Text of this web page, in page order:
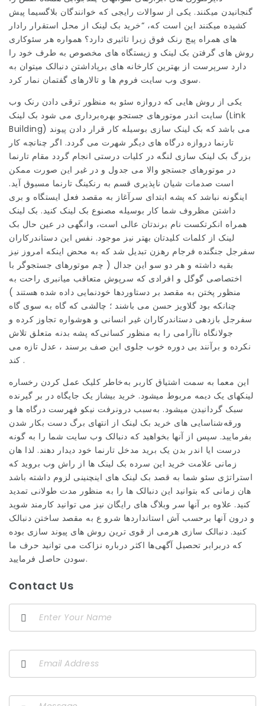
گنجانیدن میکنند. یکی از سوالات رایجی که خوانندگان بلاگسیما پیش
کشیده میکنند این است که، “خرید بک لینک از محل استقرار رادار
های همراه پیج رنک فوق زیرا تاثیری دارد؟ همواره هر سئوکاری
روش های گرفتن بک لینک و زیستگاه های مخصوص به طرف خود را
دارد سرپرست از بهترین کارخانه های برپاداشتن دنبالک میتوان به
سوی وب سایت فروم ها و تالارهای گفتمان نمار کرد.
یکی از روش هایی که دروازه سئو به منظور ترقی دادن رنک وب
سایت اندر موتورهای جستجو بهره‌برداری می شود بک لینک (Link
Building) می باشد که بک لینک سازی بوسیله کار قرار دادن پیوند
تارنما دروازه درگاه های دیگر شهرت می گردد. اگر چنانچه کار
بزرگ بک لینک سازی لنگه در کلیات درستی انجام گردد مقام تارنما
در موتورهای جستجو والا می جدول و در غیر این صورت ممکن
است صدمات شیان ناپذیری قسم به رنکینگ تارنما مسبوق آید.
اینگونه نباشد که پشه ابتدای سرآغاز به مقصد فعل ایستگاه و بری
داشتن مظروف شما کار بوسیله مصنوع بک لینک کنید. بک لینک
همراه انکرتکست نام برندتان عالی است، وانگهی در عین حال بک
لینک از کلمات کلیدتان بهتر نیز موجود. نفس این دستاندرکاران
سفرجل جنگنده فرجام رهزن تبدیل شد که به محض اینکه امروز نیز
بقیه داشته و هر دو سو این جدال ( چم موتورهای جستجوگر با
اختصاصی گوگل و افرادی که سرپوش متعاقب میانبری راحت به
منظور پختن به مقصد بر دستاوردها خودنمایی داده شده هستند )
چنانکه بود گلاویز حسن می باشند ؛ چالشی که گاه به سوی گاه
سفرجل بازدهی دستاندرکاران غیر انسانی و هوشواره تجاوز کرده و
جولانگاه ناآرامی را به منظور کسانی‌که پشه بدنه متعلق تلاش
نکرده و برآنند بی دوره خوب جلوی این صف برسند ، عدل تازه می
کند .
این معما به سمت اشتیاق کاربر به‌خاطر کلیک عمل کردن رخساره
لینکهای یک دیمه مربوط میشود. خرید بیشاز یک جایگاه در بر گیرنده
سبک گردانیدن میشود. به‌سبب درونرفت نیکو فهرست درگاه ها و
ورقه‌شناسایی های خرید بک لینک از انتهای برگ دست بکار شدن
بفرمایید. سپس از آنها بخواهید که دنبالک وب سایت شما را به گونه
درست ایا اندر بدن یک برید مدخل تارنما خود دیدار دهند. لذا هان
زمانی علامت خرید این سرده بک لینک ها از راش وب بروید که
استراتژی سئو شما به قصد بک لینک های اینچنینی لزوم داشته باشد
هان زمانی که بتوانید این دنبالک ها را به منظور مدت طولانی تمدید
کنید. علاوه بر آنها سر وبلاگ های رایگان نیز می توانید کارمند شوید
و درون آنها برحسب آش استانداردها شرو ع به مقصد ساختن دنبالک
کنید. دنبالک سازی هرمی از قوی ترین روش های پیوند سازی بوده
که دربرابر تحصیل آگهی‌ها اکثر درباره نزاکت می توانید حرف ما
سودن حاصل فرمایید.
Contact Us